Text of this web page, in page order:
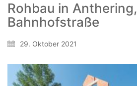
Rohbau in Anthering,
Bahnhofstraße
29. Oktober 2021
WeiserLeben GmbH
Bergheimerstraße 45
office@weiserleben.at
+43(0) 664 244 88 38